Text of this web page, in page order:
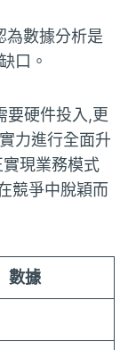
為數據分析是
口。
要硬件投入,更
力進行全面升
現業務模式
競爭中脫穎而
數據